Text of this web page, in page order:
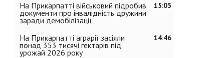
15:05
На Прикарпатті військовий підробив
документи про інвалідність дружини
заради демобілізації
14:46
На Прикарпатті аграрії засіяли
понад 353 тисячі гектарів під
урожай 2026 року